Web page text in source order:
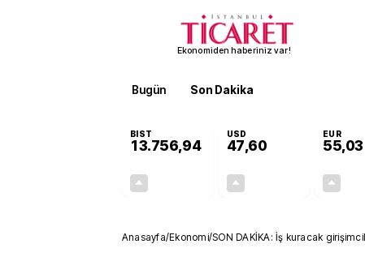
Ekonomiden haberiniz var!
Bugün Son Dakika
BIST
13.756,94
USD
47,60
EUR
55,03
Anasayfa/Ekonomi/SON DAKİKA: İş kuracak